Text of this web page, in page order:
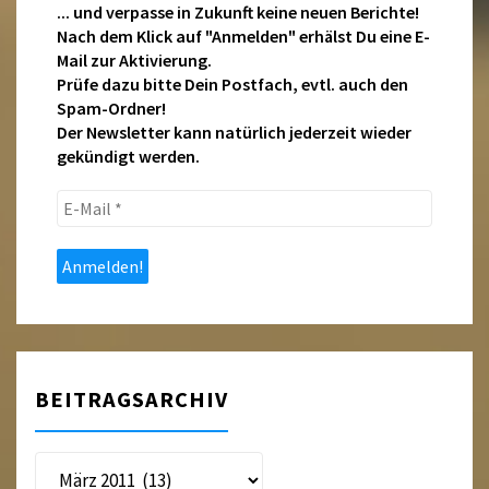
... und verpasse in Zukunft keine neuen Berichte!
Nach dem Klick auf "Anmelden" erhälst Du eine E-
Mail zur Aktivierung.
Prüfe dazu bitte Dein Postfach, evtl. auch den
Spam-Ordner!
Der Newsletter kann natürlich jederzeit wieder
gekündigt werden.
E-
*
BEITRAGSARCHIV
Beitragsarchiv